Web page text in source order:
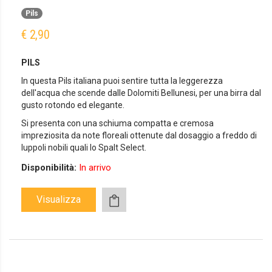
Pils
€ 2,90
PILS
In questa Pils italiana puoi sentire tutta la leggerezza
dell'acqua che scende dalle Dolomiti Bellunesi, per una birra dal
gusto rotondo ed elegante.
Si presenta con una schiuma compatta e cremosa
impreziosita da note floreali ottenute dal dosaggio a freddo di
luppoli nobili quali lo Spalt Select.
Disponibilità: In arrivo
Visualizza